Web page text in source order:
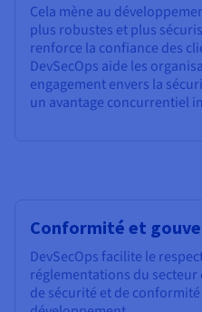
Cela mène au
plus robustes et plus
renforce la confiance des
DevSecOps aide les
engagement envers la
un avantage concurrentiel
Conformité et
DevSecOps facilite le
réglementations du
de sécurité et de